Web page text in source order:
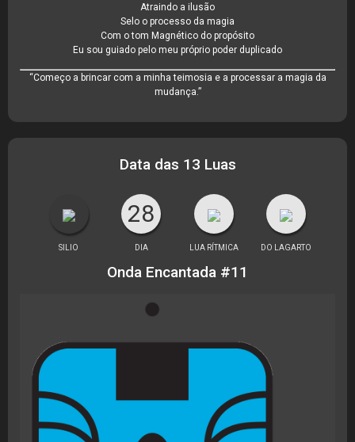
Atraindo a ilusão
Selo o processo da magia
Com o tom Magnético do propósito
Eu sou guiado pelo meu próprio poder duplicado
“Começo a brincar com a minha teimosia e a processar a magia da
mudança.”
Data das 13 Luas
28
SILIO DIA LUA RÍTMICA DO LAGARTO
Onda Encantada #11